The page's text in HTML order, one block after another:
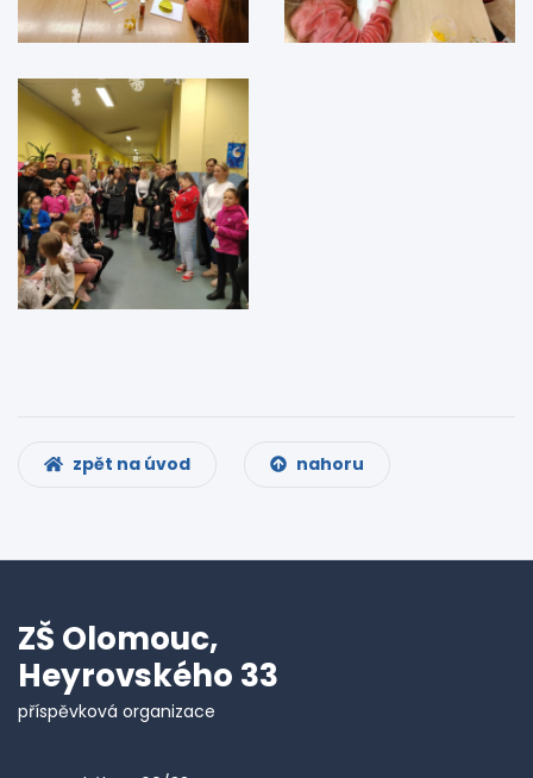
zpět na úvod nahoru
ZŠ Olomouc,
Heyrovského 33
příspěvková organizace